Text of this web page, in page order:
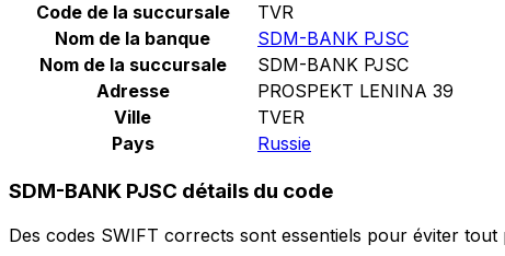
Code de la succursale
TVR
Nom de la banque
SDM-BANK PJSC
Nom de la succursale
SDM-BANK PJSC
Adresse
PROSPEKT LENINA 39
Ville
TVER
Pays
Russie
SDM-BANK PJSC détails du code
Des codes SWIFT corrects sont essentiels pour éviter